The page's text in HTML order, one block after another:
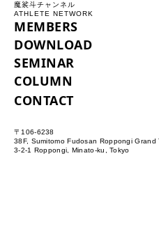
魔裟斗チャンネル
ATHLETE NETWORK
MEMBERS
DOWNLOAD
SEMINAR
COLUMN
CONTACT
〒106-6238
38F, Sumitomo Fudosan Roppongi Grand
3-2-1 Roppongi, Minato-ku, Tokyo